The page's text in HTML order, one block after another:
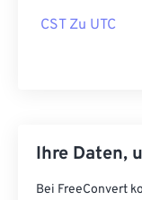
CST Zu UTC
Ihre Daten,
Bei FreeConvert